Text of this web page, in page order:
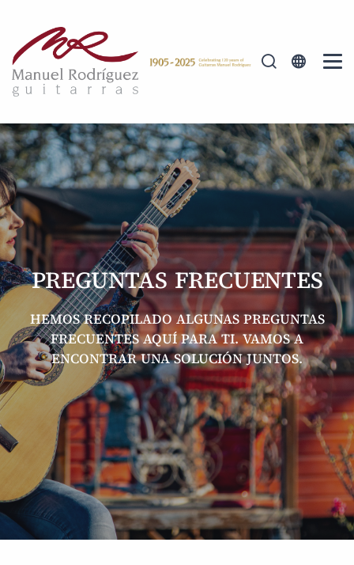
PREGUNTAS FRECUENTES
HEMOS RECOPILADO ALGUNAS PREGUNTAS
FRECUENTES AQUÍ PARA TI. VAMOS A
ENCONTRAR UNA SOLUCIÓN JUNTOS.